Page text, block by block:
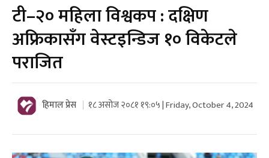
टी–२० महिला विश्वकप : दक्षिण
अफ्रिकासँग वेस्टइन्डिज १० विकेटले
पराजित
हिमाल प्रेस १८ असोज २०८१ १९:०५ | Friday, October 4, 2024